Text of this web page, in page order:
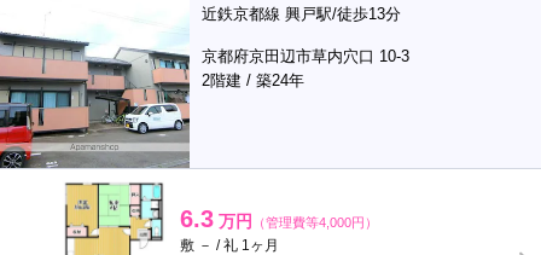
近鉄京都線 興戸駅/徒歩13分
京都府京田辺市草内穴口 10-3
2階建 / 築24年
6.3 万円 （管理費等4,000円）
敷 － / 礼 1ヶ月